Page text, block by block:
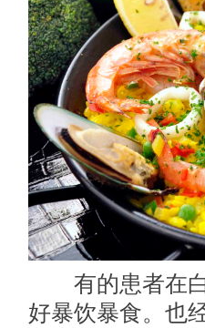
有的患者在白
好暴饮暴食。也